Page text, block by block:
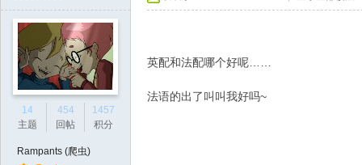
14
主题
454
回帖
1457
积分
Rampants (爬虫)
英配和法配哪个好呢……
法语的出了叫叫我好吗~